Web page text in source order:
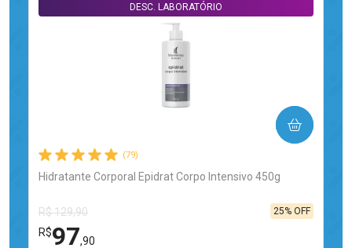
(79)
Hidratante Corporal Epidrat Corpo Intensivo 450g
DESC. LABORATÓRIO
R$ 129,90
R$97,90
25% OFF
COMPRAR